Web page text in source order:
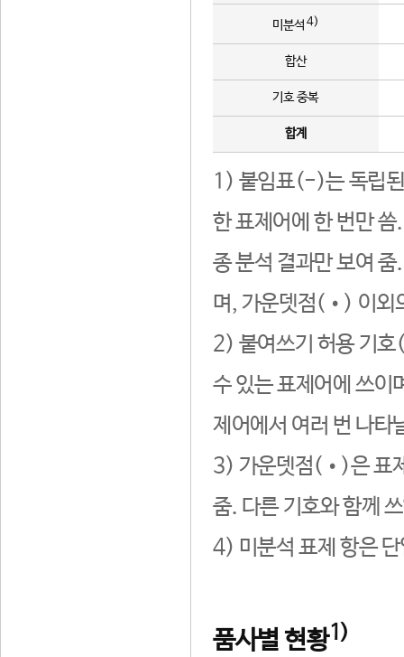
미분석 4)
합산
기호 중복
합계
1) 붙임표(-)는 독립된
한 표제어에 한 번만
종 분석 결과만 보여
며, 가운뎃점(•) 이외
2) 붙여쓰기 허용 기호
수 있는 표제어에 쓰이
제어에서 여러 번 나타
3) 가운뎃점(•)은 표
줌. 다른 기호와 함께
4) 미분석 표제 항은
품사별 현황1)